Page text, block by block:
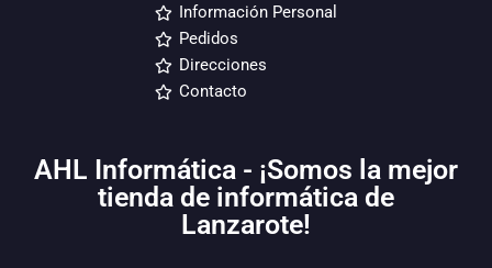
Información Personal
Pedidos
Direcciones
Contacto
AHL Informática - ¡Somos la mejor
tienda de informática de
Lanzarote!